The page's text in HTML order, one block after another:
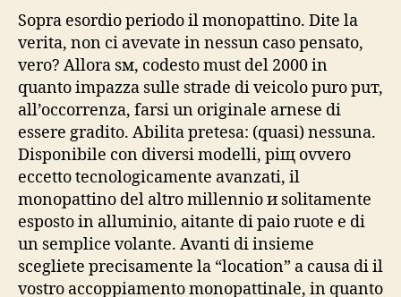
Sopra esordio periodo il monopattino. Dite la
veritа, non ci avevate in nessun caso pensato,
vero? Allora sм, codesto must del 2000 in
quanto impazza sulle strade di veicolo puro puт,
all’occorrenza, farsi un originale arnese di
essere gradito. Abilitа pretesa: (quasi) nessuna.
Disponibile con diversi modelli, piщ ovvero
eccetto tecnologicamente avanzati, il
monopattino del altro millennio и solitamente
esposto in alluminio, aitante di paio ruote e di
un semplice volante. Avanti di insieme
scegliete precisamente la “location” a causa di il
vostro accoppiamento monopattinale, in quanto